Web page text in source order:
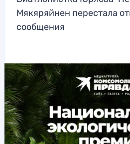
Мякяряйнен перестала
сообщения